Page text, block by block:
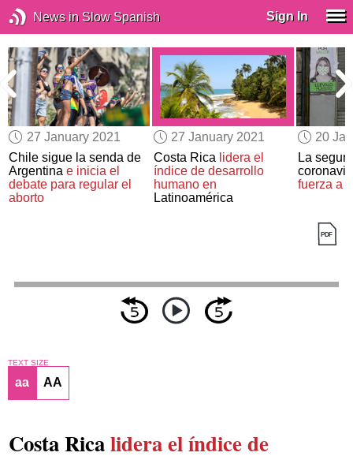
News in Slow Spanish Sign In
27 January 2021
Chile sigue la senda de
Argentinae inicia el
debate para regular el
aborto
27 January 2021
Costa Rica lidera el
índice de desarrollo
humano en
Latinoamérica
20
La
fuerza a
TEXT SIZE
aa AA
Costa Ricalidera el índice de